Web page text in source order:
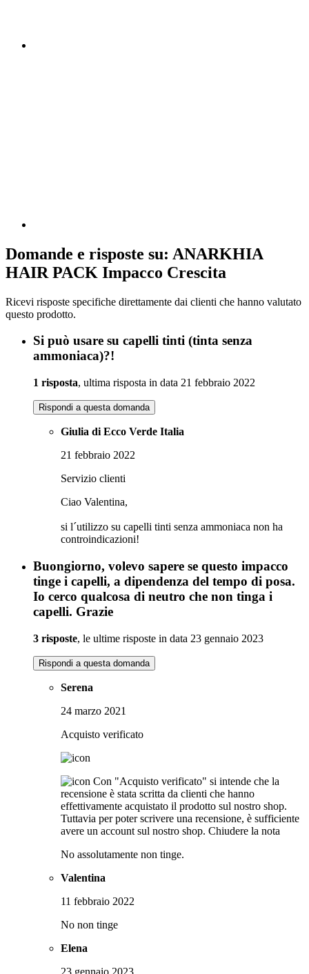
Domande e risposte su: ANARKHIA
HAIR PACK Impacco Crescita
Ricevi risposte specifiche direttamente dai clienti che hanno valutato
questo prodotto.
Si può usare su capelli tinti (tinta senza
ammoniaca)?!
1 risposta, ultima risposta in data 21 febbraio 2022
Rispondi a questa domanda
Giulia di Ecco Verde Italia
21 febbraio 2022
Servizio clienti
Ciao Valentina,
si l´utilizzo su capelli tinti senza ammoniaca non ha
controindicazioni!
Buongiorno, volevo sapere se questo impacco
tinge i capelli, a dipendenza del tempo di posa.
Io cerco qualcosa di neutro che non tinga i
capelli. Grazie
3 risposte, le ultime risposte in data 23 gennaio 2023
Rispondi a questa domanda
Serena
24 marzo 2021
Acquisto verificato
Con "Acquisto verificato" si intende che la
recensione è stata scritta da clienti che hanno
effettivamente acquistato il prodotto sul nostro shop.
Tuttavia per poter scrivere una recensione, è sufficiente
avere un account sul nostro shop. Chiudere la nota
No assolutamente non tinge.
Valentina
11 febbraio 2022
No non tinge
Elena
23 gennaio 2023